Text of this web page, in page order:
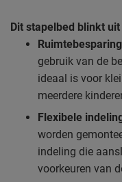
Dit stapelbed blinkt uit
Ruimtebesparing
gebruik van de
ideaal is voor
meerdere
Flexibele
worden
indeling die
voorkeuren van